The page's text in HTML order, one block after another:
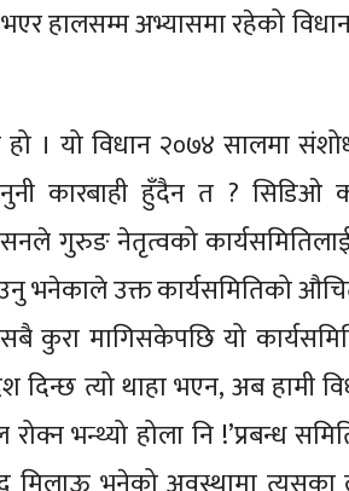
हालसम्म अभ्यासमा रहेको
हो । यो विधान २०७४ सालमा
कारबाही हुँदैन त ? सिडिओ
गुरुङ नेतृत्वको
भनेकाले उक्त कार्यसमितिको
कुरा मागिसकेपछि यो
त्यो थाहा भएन, अब हामी
भन्थ्यो होला नि !’प्रबन्ध